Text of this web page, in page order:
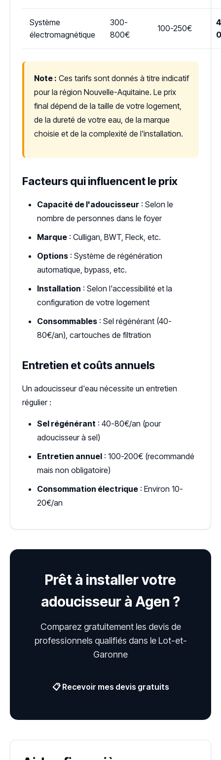
Système
électromagnétique
300-
800€
100-250€
Note : Ces tarifs sont donnés à titre indicatif
pour la région Nouvelle-Aquitaine. Le prix
final dépend de la taille de votre logement,
de la dureté de votre eau, de la marque
choisie et de la complexité de l'installation.
Facteurs qui influencent le prix
Capacité de l'adoucisseur : Selon le
nombre de personnes dans le foyer
Marque : Culligan, BWT, Fleck, etc.
Options : Système de régénération
automatique, bypass, etc.
Installation : Selon l'accessibilité et la
configuration de votre logement
Consommables : Sel régénérant (40-
80€/an), cartouches de filtration
Entretien et coûts annuels
Un adoucisseur d'eau nécessite un entretien
régulier :
Sel régénérant : 40-80€/an (pour
adoucisseur à sel)
Entretien annuel : 100-200€ (recommandé
mais non obligatoire)
Consommation électrique : Environ 10-
20€/an
Prêt à installer votre
adoucisseur à Agen ?
Comparez gratuitement les devis de
professionnels qualifiés dans le Lot-et-
Garonne
📋 Recevoir mes devis gratuits